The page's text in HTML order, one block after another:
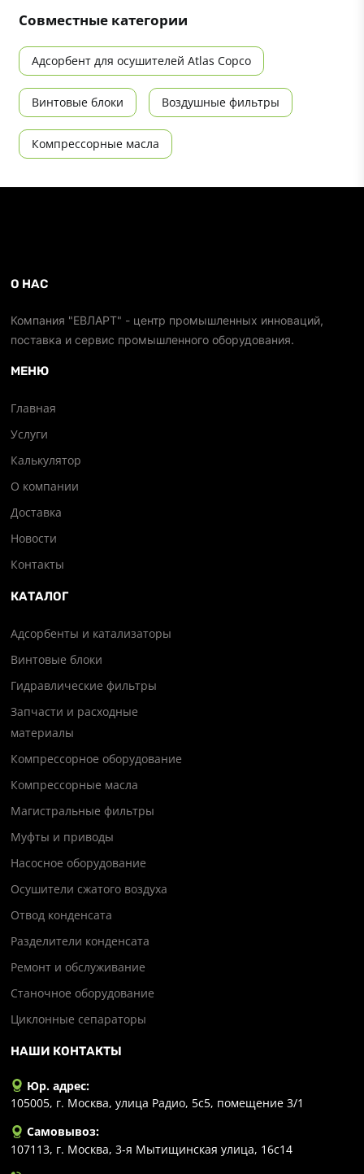
Совместные категории
Адсорбент для осушителей Atlas Copco
Винтовые блоки Воздушные фильтры
Компрессорные масла
О НАС
Компания "ЕВЛАРТ" - центр промышленных инноваций,
поставка и сервис промышленного оборудования.
МЕНЮ
Главная
Услуги
Калькулятор
О компании
Доставка
Новости
Контакты
КАТАЛОГ
Адсорбенты и катализаторы
Винтовые блоки
Гидравлические фильтры
Запчасти и расходные
материалы
Компрессорное оборудование
Компрессорные масла
Магистральные фильтры
Муфты и приводы
Насосное оборудование
Осушители сжатого воздуха
Отвод конденсата
Разделители конденсата
Ремонт и обслуживание
Станочное оборудование
Циклонные сепараторы
НАШИ КОНТАКТЫ
Юр. адрес:
105005, г. Москва, улица Радио, 5с5, помещение 3/1
Самовывоз:
107113, г. Москва, 3-я Мытищинская улица, 16с14